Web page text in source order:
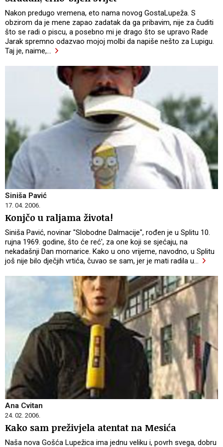
Nakon predugo vremena, eto nama novog GostaLupeža. S
obzirom da je mene zapao zadatak da ga pribavim, nije za čuditi
što se radi o piscu, a posebno mi je drago što se upravo Rade
Jarak spremno odazvao mojoj molbi da napiše nešto za Lupigu.
Taj je, naime,…
Siniša Pavić
17. 04. 2006.
Konjčo u raljama života!
Siniša Pavić, novinar "Slobodne Dalmacije", rođen je u Splitu 10.
rujna 1969. godine, što će reć', za one koji se sjećaju, na
nekadašnji Dan mornarice. Kako u ono vrijeme, navodno, u Splitu
još nije bilo dječjih vrtića, čuvao se sam, jer je mati radila u…
Ana Cvitan
24. 02. 2006.
Kako sam preživjela atentat na Mesića
Naša nova Gošća Lupežica ima jednu veliku i, povrh svega, dobru